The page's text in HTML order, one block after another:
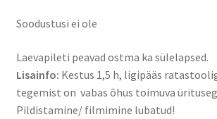
Soodustusi ei ole
Laevapileti peavad ostma ka sülelapsed.
Lisainfo: Kestus 1,5 h, ligipääs
tegemist on vabas õhus toimuva
Pildistamine/ filmimine lubatud!